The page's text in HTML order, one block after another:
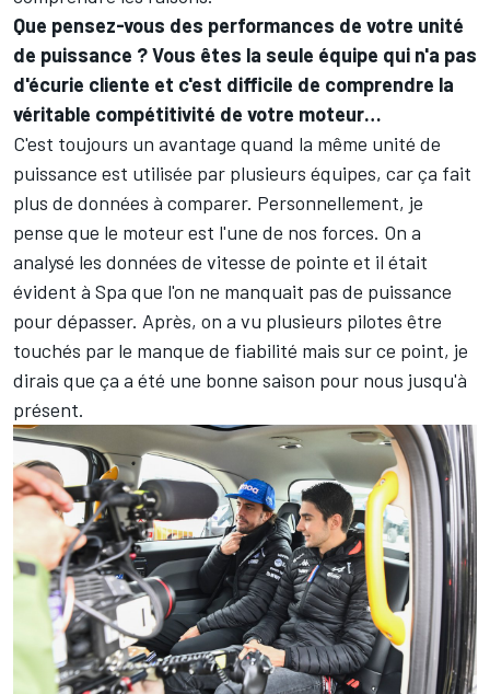
Que pensez-vous des performances de votre unité
de puissance ? Vous êtes la seule équipe qui n'a pas
d'écurie cliente et c'est difficile de comprendre la
véritable compétitivité de votre moteur…
C'est toujours un avantage quand la même unité de
puissance est utilisée par plusieurs équipes, car ça fait
plus de données à comparer. Personnellement, je
pense que le moteur est l'une de nos forces. On a
analysé les données de vitesse de pointe et il était
évident à Spa que l'on ne manquait pas de puissance
pour dépasser. Après, on a vu plusieurs pilotes être
touchés par le manque de fiabilité mais sur ce point, je
dirais que ça a été une bonne saison pour nous jusqu'à
présent.